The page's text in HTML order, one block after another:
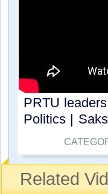
PRTU
Politics |
Related